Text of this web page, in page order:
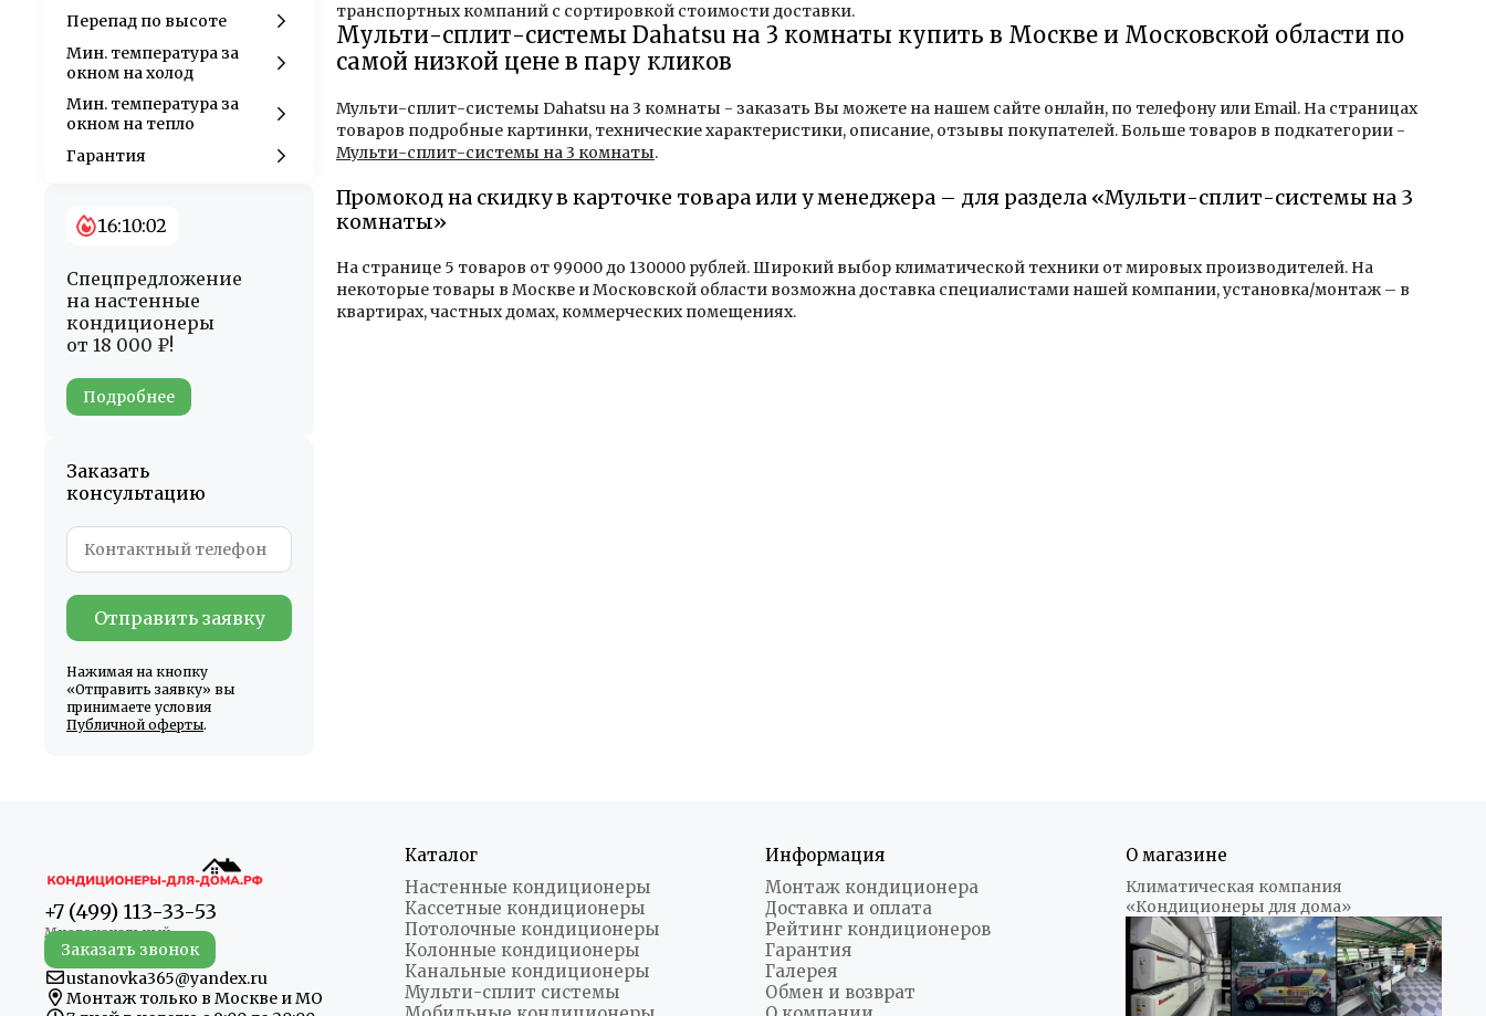
транспортных компаний с сортировкой стоимости доставки.
Мульти-сплит-системы Dahatsu на 3 комнаты купить в Москве и Московской области по
самой низкой цене в пару кликов
Мульти-сплит-системы Dahatsu на 3 комнаты - заказать Вы можете на нашем сайте онлайн, по телефону или Email. На страницах
товаров подробные картинки, технические характеристики, описание, отзывы покупателей. Больше товаров в подкатегории -
Мульти-сплит-системы на 3 комнаты.
Промокод на скидку в карточке товара или у менеджера – для раздела «Мульти-сплит-системы на 3
комнаты»
На странице 5 товаров от 99000 до 130000 рублей. Широкий выбор климатической техники от мировых производителей. На
некоторые товары в Москве и Московской области возможна доставка специалистами нашей компании, установка/монтаж – в
квартирах, частных домах, коммерческих помещениях.
Перепад по высоте
Мин. температура за
окном на холод
Мин. температура за
окном на тепло
Гарантия
16:10:02
Спецпредложение
на настенные
кондиционеры
от 18 000 ₽!
Подробнее
Заказать
консультацию
Отправить заявку
Нажимая на кнопку
«Отправить заявку» вы
принимаете условия
Публичной оферты.
+7 (499) 113-33-53
Заказать звонок
ustanovka365@yandex.ru
Монтаж только в Москве и МО
Каталог
Настенные кондиционеры
Кассетные кондиционеры
Потолочные кондиционеры
Колонные кондиционеры
Канальные кондиционеры
Мульти-сплит системы
Информация
Монтаж кондиционера
Доставка и оплата
Рейтинг кондиционеров
Гарантия
Галерея
Обмен и возврат
О магазине
Климатическая компания
«Кондиционеры для дома»